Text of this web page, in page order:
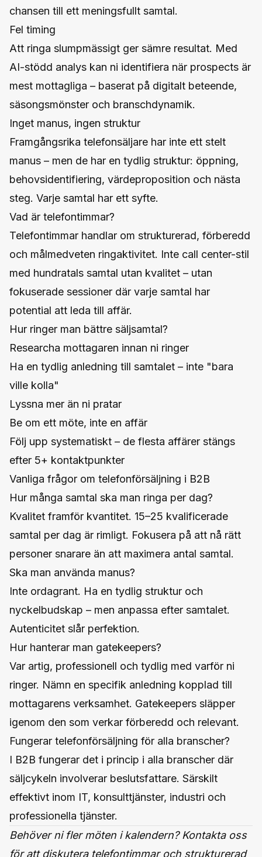
chansen till ett meningsfullt samtal.
Fel timing
Att ringa slumpmässigt ger sämre resultat. Med
AI-stödd analys kan ni identifiera när prospects är
mest mottagliga – baserat på digitalt beteende,
säsongsmönster och branschdynamik.
Inget manus, ingen struktur
Framgångsrika telefonsäljare har inte ett stelt
manus – men de har en tydlig struktur: öppning,
behovsidentifiering, värdeproposition och nästa
steg. Varje samtal har ett syfte.
Vad är telefontimmar?
Telefontimmar handlar om strukturerad, förberedd
och målmedveten ringaktivitet. Inte call center-stil
med hundratals samtal utan kvalitet – utan
fokuserade sessioner där varje samtal har
potential att leda till affär.
Hur ringer man bättre säljsamtal?
Researcha mottagaren innan ni ringer
Ha en tydlig anledning till samtalet – inte "bara
ville kolla"
Lyssna mer än ni pratar
Be om ett möte, inte en affär
Följ upp systematiskt – de flesta affärer stängs
efter 5+ kontaktpunkter
Vanliga frågor om telefonförsäljning i B2B
Hur många samtal ska man ringa per dag?
Kvalitet framför kvantitet. 15–25 kvalificerade
samtal per dag är rimligt. Fokusera på att nå rätt
personer snarare än att maximera antal samtal.
Ska man använda manus?
Inte ordagrant. Ha en tydlig struktur och
nyckelbudskap – men anpassa efter samtalet.
Autenticitet slår perfektion.
Hur hanterar man gatekeepers?
Var artig, professionell och tydlig med varför ni
ringer. Nämn en specifik anledning kopplad till
mottagarens verksamhet. Gatekeepers släpper
igenom den som verkar förberedd och relevant.
Fungerar telefonförsäljning för alla branscher?
I B2B fungerar det i princip i alla branscher där
säljcykeln involverar beslutsfattare. Särskilt
effektivt inom IT, konsulttjänster, industri och
professionella tjänster.
Behöver ni fler möten i kalendern? Kontakta oss
för att diskutera telefontimmar och strukturerad